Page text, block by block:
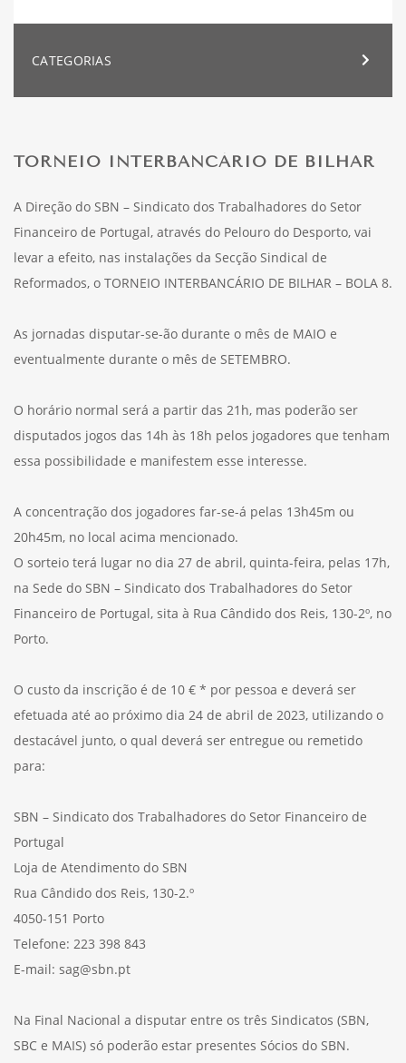
CATEGORIAS
TORNEIO INTERBANCÁRIO DE BILHAR
A Direção do SBN – Sindicato dos Trabalhadores do Setor
Financeiro de Portugal, através do Pelouro do Desporto, vai
levar a efeito, nas instalações da Secção Sindical de
Reformados, o TORNEIO INTERBANCÁRIO DE BILHAR – BOLA 8.
As jornadas disputar-se-ão durante o mês de MAIO e
eventualmente durante o mês de SETEMBRO.
O horário normal será a partir das 21h, mas poderão ser
disputados jogos das 14h às 18h pelos jogadores que tenham
essa possibilidade e manifestem esse interesse.
A concentração dos jogadores far-se-á pelas 13h45m ou
20h45m, no local acima mencionado.
O sorteio terá lugar no dia 27 de abril, quinta-feira, pelas 17h,
na Sede do SBN – Sindicato dos Trabalhadores do Setor
Financeiro de Portugal, sita à Rua Cândido dos Reis, 130-2º, no
Porto.
O custo da inscrição é de 10 € * por pessoa e deverá ser
efetuada até ao próximo dia 24 de abril de 2023, utilizando o
destacável junto, o qual deverá ser entregue ou remetido
para:
SBN – Sindicato dos Trabalhadores do Setor Financeiro de
Portugal
Loja de Atendimento do SBN
Rua Cândido dos Reis, 130-2.º
4050-151 Porto
Telefone: 223 398 843
E-mail: sag@sbn.pt
Na Final Nacional a disputar entre os três Sindicatos (SBN,
SBC e MAIS) só poderão estar presentes Sócios do SBN.